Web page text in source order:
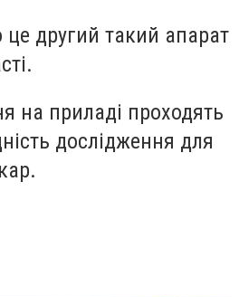
це другий такий апарат
на приладі проходять
дослідження для